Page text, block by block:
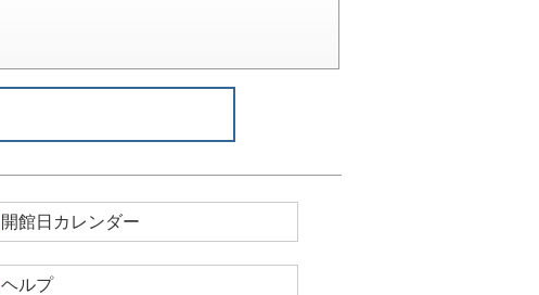
開館日カレンダー
ヘルプ